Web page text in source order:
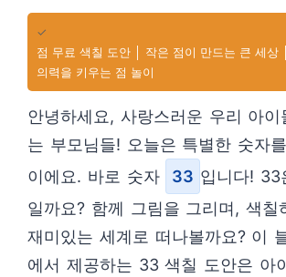
✓
점 무료 색칠 도안 │ 작은 점이 만드는 큰 세상
의력을 키우는 점 놀이
안녕하세요, 사랑스러운 우리 아
는 부모님들! 오늘은 특별한 숫자
이에요. 바로 숫자
33 입니다! 33
일까요? 함께 그림을 그리며, 색칠
재미있는 세계로 떠나볼까요? 이
에서 제공하는 33 색칠 도안은 아